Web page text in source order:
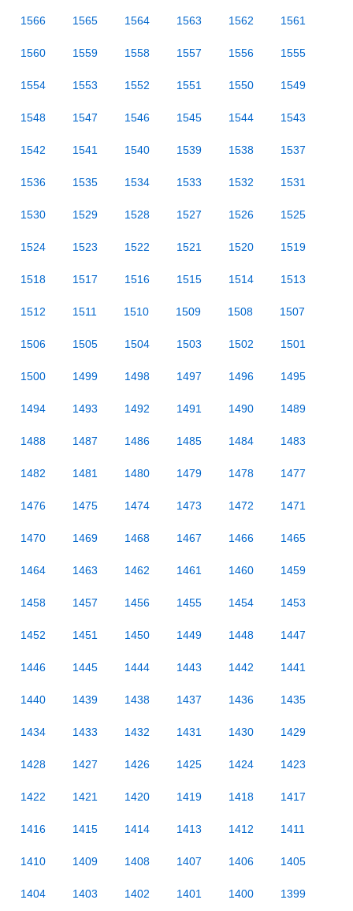
1566 1565 1564 1563 1562 1561
1560 1559 1558 1557 1556 1555
1554 1553 1552 1551 1550 1549
1548 1547 1546 1545 1544 1543
1542 1541 1540 1539 1538 1537
1536 1535 1534 1533 1532 1531
1530 1529 1528 1527 1526 1525
1524 1523 1522 1521 1520 1519
1518 1517 1516 1515 1514 1513
1512 1511 1510 1509 1508 1507
1506 1505 1504 1503 1502 1501
1500 1499 1498 1497 1496 1495
1494 1493 1492 1491 1490 1489
1488 1487 1486 1485 1484 1483
1482 1481 1480 1479 1478 1477
1476 1475 1474 1473 1472 1471
1470 1469 1468 1467 1466 1465
1464 1463 1462 1461 1460 1459
1458 1457 1456 1455 1454 1453
1452 1451 1450 1449 1448 1447
1446 1445 1444 1443 1442 1441
1440 1439 1438 1437 1436 1435
1434 1433 1432 1431 1430 1429
1428 1427 1426 1425 1424 1423
1422 1421 1420 1419 1418 1417
1416 1415 1414 1413 1412 1411
1410 1409 1408 1407 1406 1405
1404 1403 1402 1401 1400 1399